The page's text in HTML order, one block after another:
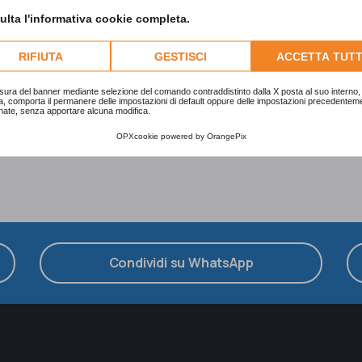
l'informativa cookie completa.
RIFIUTA GESTISCI ACCETTA
del banner mediante selezione del comando contraddistinto dalla X posta al suo interno,
comporta il permanere delle impostazioni di default oppure delle impostazioni
senza apportare alcuna modifica.
OPXcookie powered by OrangePix
COSTRUTTORI MEZZO AEREO
Condividi su WhatsApp